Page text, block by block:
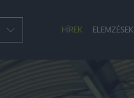
HÍREK ELEMZÉSEK